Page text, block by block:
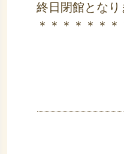
終日閉館となり
＊＊＊＊＊＊